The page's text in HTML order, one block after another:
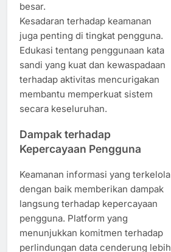
besar.
Kesadaran terhadap keamanan
juga penting di tingkat pengguna.
Edukasi tentang penggunaan kata
sandi yang kuat dan kewaspadaan
terhadap aktivitas mencurigakan
membantu memperkuat sistem
secara keseluruhan.
Dampak terhadap
Kepercayaan Pengguna
Keamanan informasi yang terkelola
dengan baik memberikan dampak
langsung terhadap kepercayaan
pengguna. Platform yang
menunjukkan komitmen terhadap
perlindungan data cenderung lebih